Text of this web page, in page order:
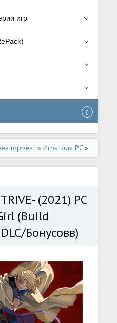
игр
торрент»Игры для PC»
(2021) PC
(Build
Бонусовв)